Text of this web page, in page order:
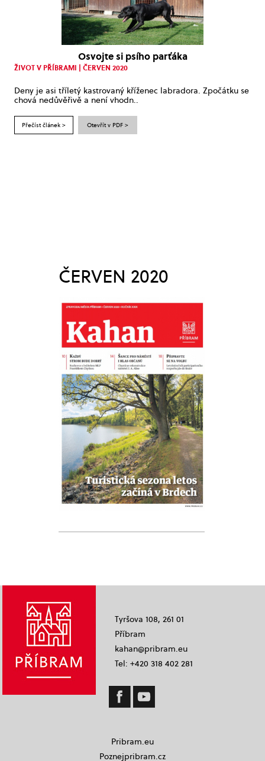
Osvojte si psího parťáka
ŽIVOT V PŘÍBRAMI | ČERVEN 2020
Deny je asi tříletý kastrovaný kříženec labradora. Zpočátku se
chová nedůvěřivě a není vhodn..
Přečíst článek > Otevřít v PDF >
ČERVEN 2020
Tyršova 108, 261 01
Příbram
kahan@pribram.eu
Tel: +420 318 402 281
Pribram.eu
Poznejpribram.cz